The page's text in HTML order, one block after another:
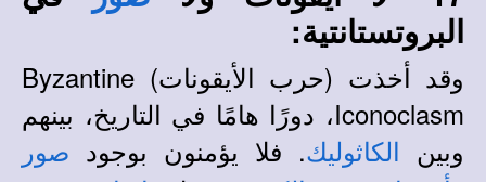
البروتستانتية:
وقد أخذت (حرب الأيقونات) Byzantine
Iconoclasm، دورًا هامًا في التاريخ، بينهم
وبين
الكاثوليك. فلا يؤمنون بوجود
صور